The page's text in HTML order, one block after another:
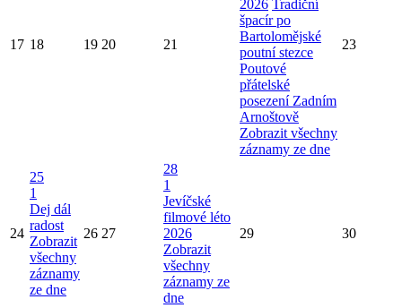
17 18 19 20 21
2026 Tradiční
špacír po
Bartolomějské
poutní stezce
Poutové
přátelské
posezení Zadním
Arnoštově
Zobrazit všechny
záznamy ze dne
23
24
25
1
Dej dál
radost
Zobrazit
všechny
záznamy
ze dne
26 27
28
1
Jevíčské
filmové léto
2026
Zobrazit
všechny
záznamy ze
dne
29 30